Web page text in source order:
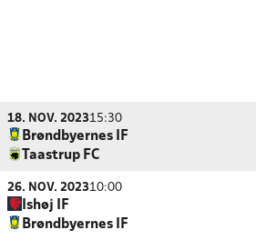
18. NOV. 202315:30
Brøndbyernes IF
Taastrup FC
26. NOV. 202310:00
Ishøj IF
Brøndbyernes IF